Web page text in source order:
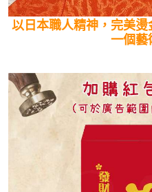
以日本職人精神，完美
一個藝